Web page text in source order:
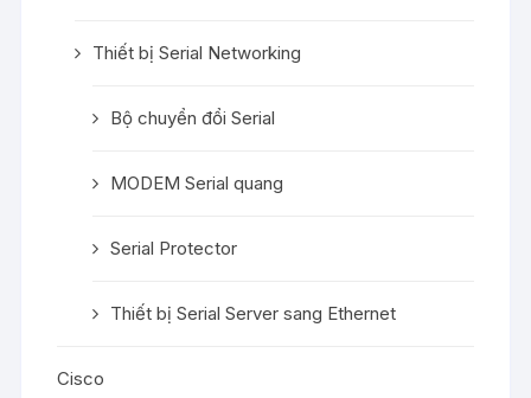
Thiết bị Serial Networking
Bộ chuyển đổi Serial
MODEM Serial quang
Serial Protector
Thiết bị Serial Server sang Ethernet
Cisco